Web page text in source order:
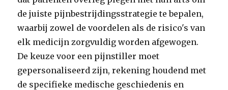
de juiste pijnbestrijdingsstrategie te bepalen,
waarbij zowel de voordelen als de risico's van
elk medicijn zorgvuldig worden afgewogen.
De keuze voor een pijnstiller moet
gepersonaliseerd zijn, rekening houdend met
de specifieke medische geschiedenis en